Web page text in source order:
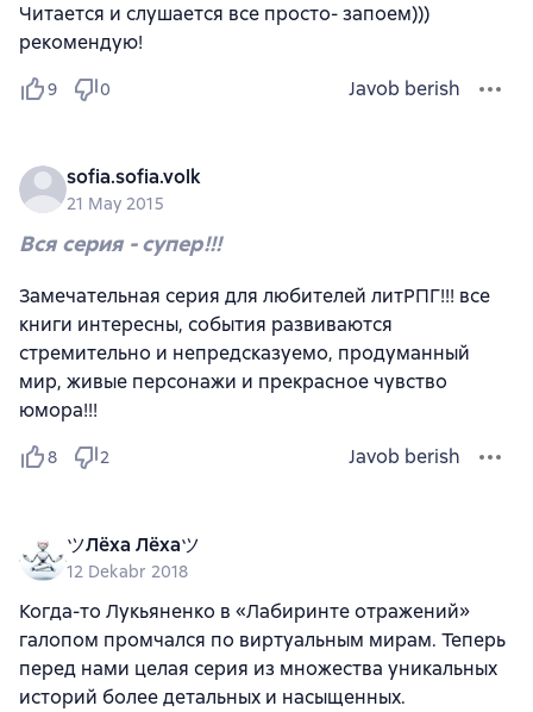
Читается и слушается все просто- запоем)))
рекомендую!
9 0 Javob berish
sofia.sofia.volk
21 May 2015
Вся серия - супер!!!
Замечательная серия для любителей литРПГ!!! все
книги интересны, события развиваются
стремительно и непредсказуемо, продуманный
мир, живые персонажи и прекрасное чувство
юмора!!!
8 2 Javob berish
ツЛёха Лёхаツ
12 Dekabr 2018
Когда-то Лукьяненко в «Лабиринте отражений»
галопом промчался по виртуальным мирам. Теперь
перед нами целая серия из множества уникальных
историй более детальных и насыщенных.